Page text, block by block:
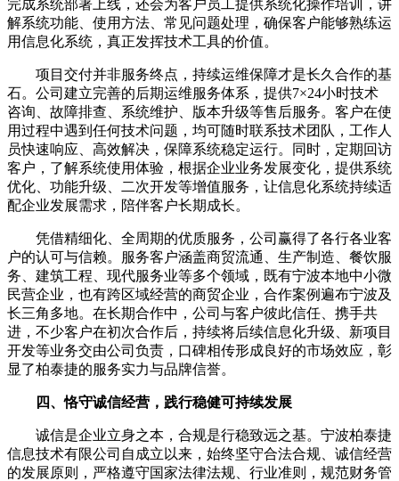
完成系统部署上线，还会为客户员工提供系统化操作培训，讲
解系统功能、使用方法、常见问题处理，确保客户能够熟练运
用信息化系统，真正发挥技术工具的价值。
项目交付并非服务终点，持续运维保障才是长久合作的基
石。公司建立完善的后期运维服务体系，提供7×24小时技术
咨询、故障排查、系统维护、版本升级等售后服务。客户在使
用过程中遇到任何技术问题，均可随时联系技术团队，工作人
员快速响应、高效解决，保障系统稳定运行。同时，定期回访
客户，了解系统使用体验，根据企业业务发展变化，提供系统
优化、功能升级、二次开发等增值服务，让信息化系统持续适
配企业发展需求，陪伴客户长期成长。
凭借精细化、全周期的优质服务，公司赢得了各行各业客
户的认可与信赖。服务客户涵盖商贸流通、生产制造、餐饮服
务、建筑工程、现代服务业等多个领域，既有宁波本地中小微
民营企业，也有跨区域经营的商贸企业，合作案例遍布宁波及
长三角多地。在长期合作中，公司与客户彼此信任、携手共
进，不少客户在初次合作后，持续将后续信息化升级、新项目
开发等业务交由公司负责，口碑相传形成良好的市场效应，彰
显了柏泰捷的服务实力与品牌信誉。
四、恪守诚信经营，践行稳健可持续发展
诚信是企业立身之本，合规是行稳致远之基。宁波柏泰捷
信息技术有限公司自成立以来，始终坚守合法合规、诚信经营
的发展原则，严格遵守国家法律法规、行业准则，规范财务管